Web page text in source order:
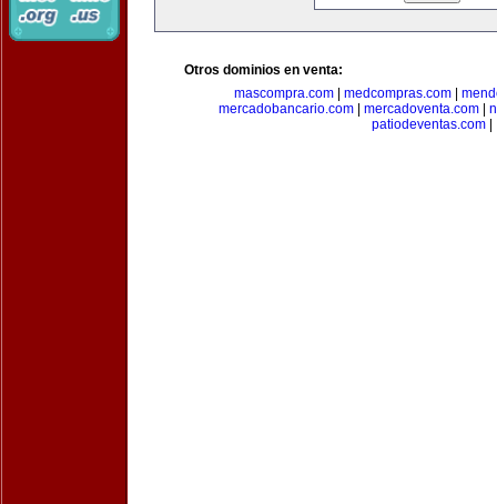
Otros dominios en venta:
mascompra.com| medcompras.com|
mercadobancario.com| mercadoventa.com|
patiodeventas.com|